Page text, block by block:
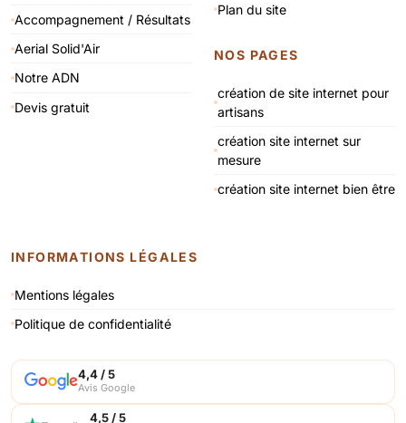
Accompagnement / Résultats
Aerial Solid'Air
Notre ADN
Devis gratuit
Plan du site
NOS PAGES
création de site internet pour
artisans
création site internet sur
mesure
création site internet bien être
INFORMATIONS LÉGALES
Mentions légales
Politique de confidentialité
4,4 / 5
Avis Google
4,5 / 5